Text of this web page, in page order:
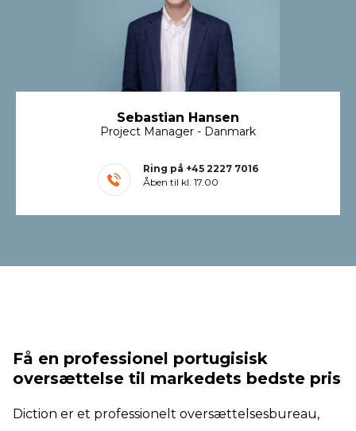
Sebastian Hansen
Project Manager - Danmark
Ring på +45 2227 7016
Åben til kl. 17.00
Få en professionel portugisisk
oversættelse til markedets bedste pris
Diction er et professionelt oversættelsesbureau,